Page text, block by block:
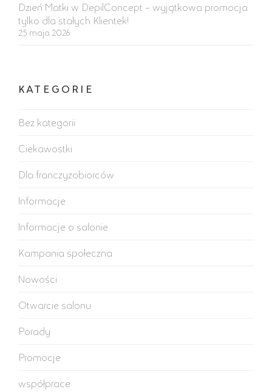
Dzień Matki w DepilConcept – wyjątkowa promocja
tylko dla stałych Klientek!
25 maja 2026
KATEGORIE
Bez kategorii
Ciekawostki
Dla franczyzobiorców
Informacje
Informacje o salonie
Kampania społeczna
Nowości
Otwarcie salonu
Porady
Promocje
współprace